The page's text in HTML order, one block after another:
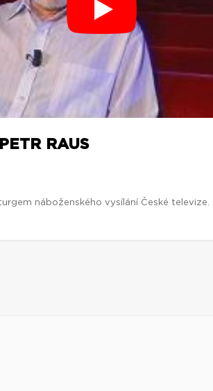
RAUS
náboženského vysílání České televize.